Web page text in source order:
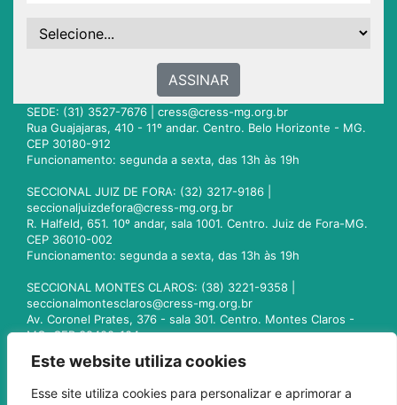
Este website utiliza cookies
Esse site utiliza cookies para personalizar e aprimorar a
ASSINAR
SEDE: (31) 3527-7676 | cress@cress-mg.org.br
Rua Guajajaras, 410 - 11º andar. Centro. Belo Horizonte - MG.
CEP 30180-912
Funcionamento: segunda a sexta, das 13h às 19h
SECCIONAL JUIZ DE FORA: (32) 3217-9186 |
seccionaljuizdefora@cress-mg.org.br
R. Halfeld, 651. 10º andar, sala 1001. Centro. Juiz de Fora-MG.
CEP 36010-002
Funcionamento: segunda a sexta, das 13h às 19h
SECCIONAL MONTES CLAROS: (38) 3221-9358 |
seccionalmontesclaros@cress-mg.org.br
Av. Coronel Prates, 376 - sala 301. Centro. Montes Claros -
MG. CEP 39400-104
seccionaluberlandia@cress-mg.org.br